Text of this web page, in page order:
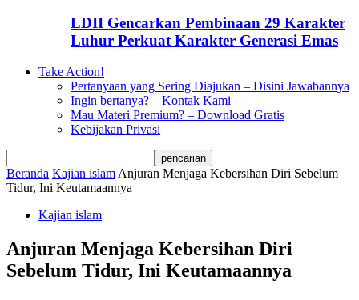
LDII Gencarkan Pembinaan 29 Karakter
Luhur Perkuat Karakter Generasi Emas
Take Action!
Pertanyaan yang Sering Diajukan – Disini Jawabannya
Ingin bertanya? – Kontak Kami
Mau Materi Premium? – Download Gratis
Kebijakan Privasi
Beranda Kajian islam Anjuran Menjaga Kebersihan Diri Sebelum
Tidur, Ini Keutamaannya
Kajian islam
Anjuran Menjaga Kebersihan Diri
Sebelum Tidur, Ini Keutamaannya